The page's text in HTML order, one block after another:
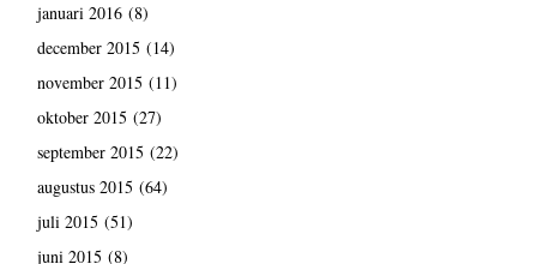
januari 2016(8)
december 2015 (14)
november 2015 (11)
oktober 2015 (27)
september 2015 (22)
augustus 2015 (64)
juli 2015 (51)
juni 2015 (8)